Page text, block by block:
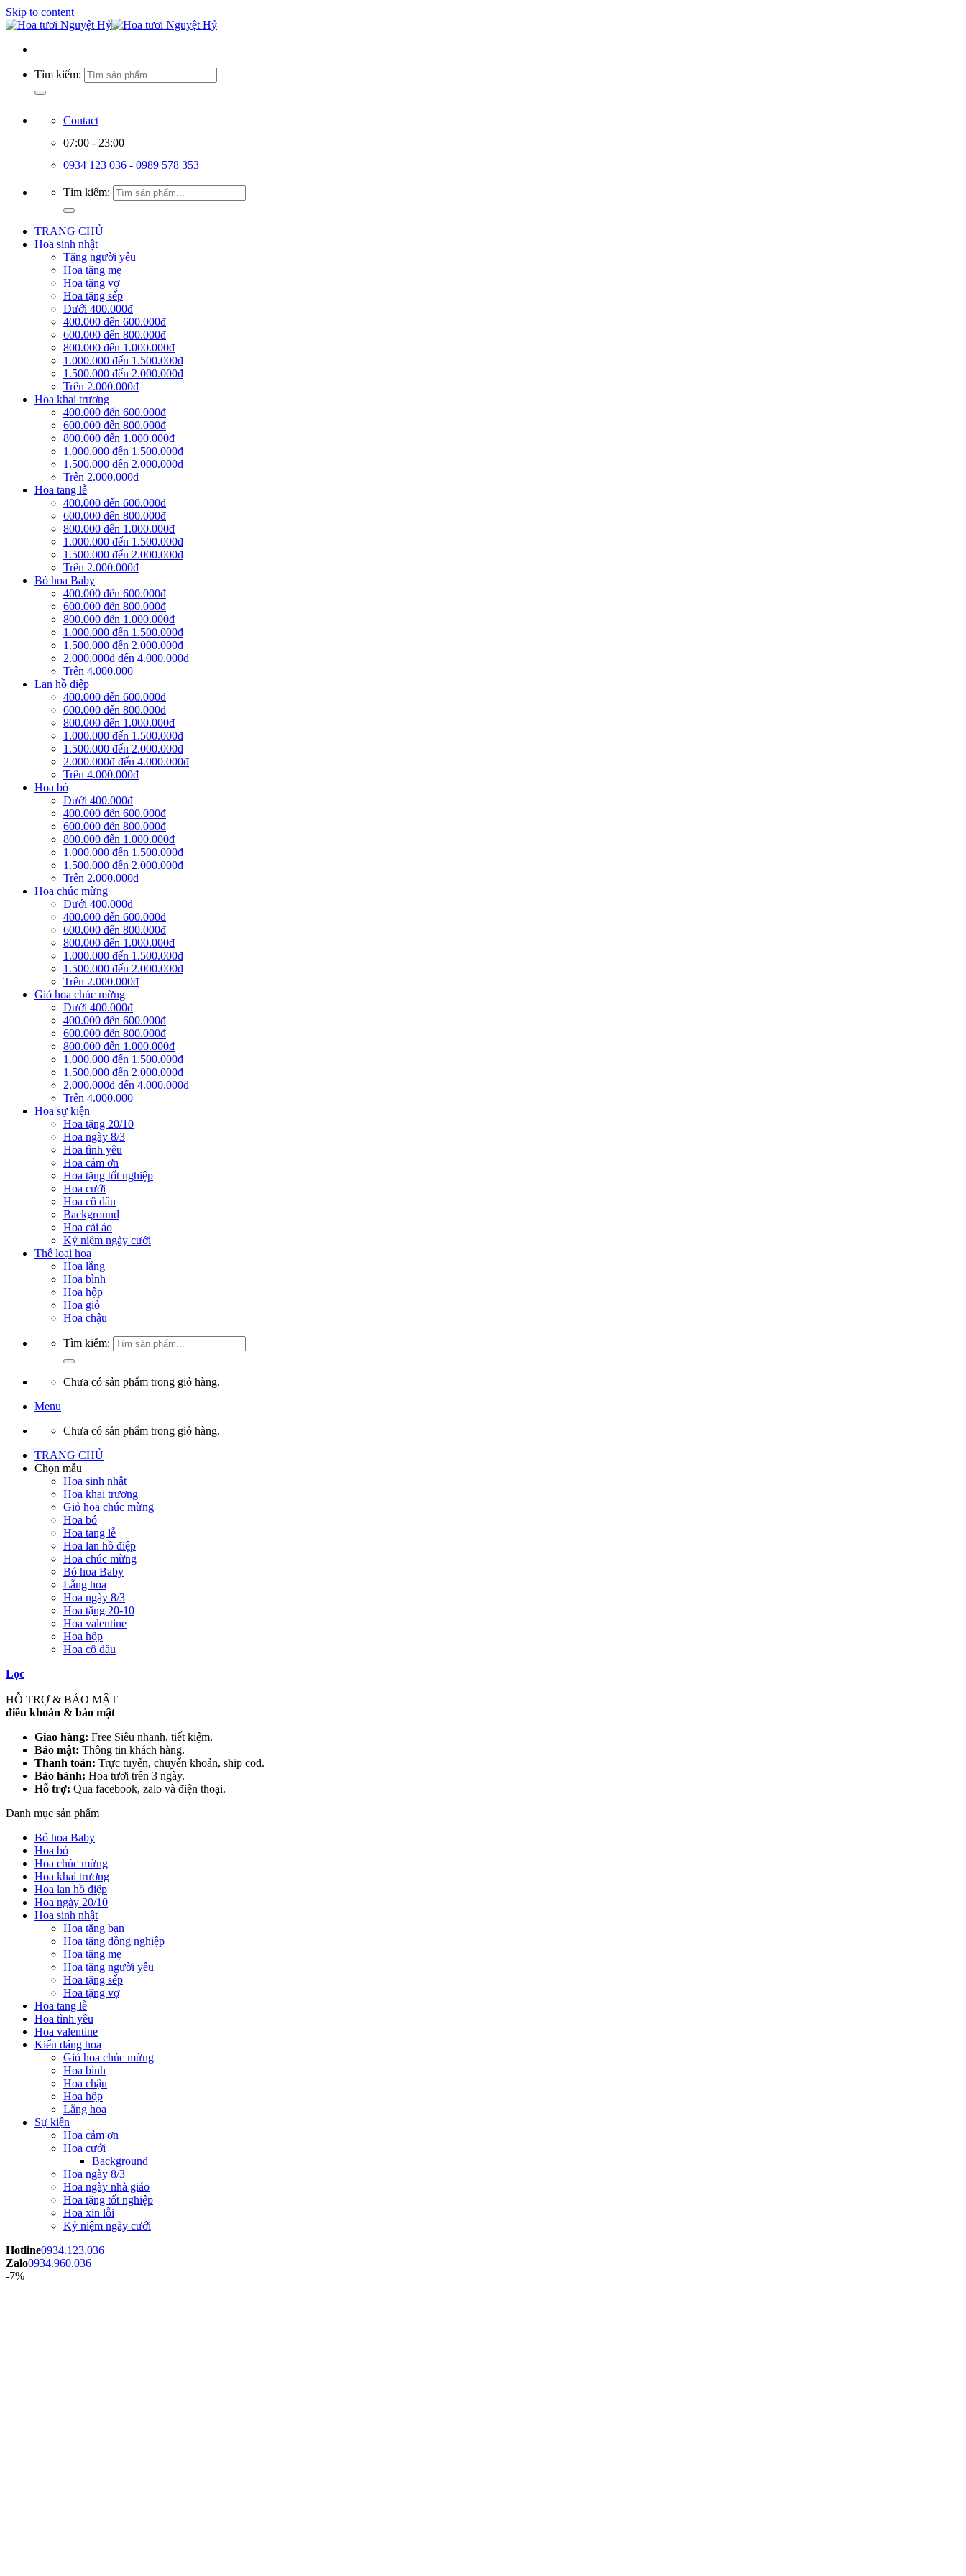
Skip to content
Tìm kiếm:
Contact
07:00 - 23:00
0934 123 036 - 0989 578 353
Tìm kiếm:
TRANG CHỦ
Hoa sinh nhật
Tặng người yêu
Hoa tặng mẹ
Hoa tặng vợ
Hoa tặng sếp
Dưới 400.000đ
400.000 đến 600.000đ
600.000 đến 800.000đ
800.000 đến 1.000.000đ
1.000.000 đến 1.500.000đ
1.500.000 đến 2.000.000đ
Trên 2.000.000đ
Hoa khai trương
400.000 đến 600.000đ
600.000 đến 800.000đ
800.000 đến 1.000.000đ
1.000.000 đến 1.500.000đ
1.500.000 đến 2.000.000đ
Trên 2.000.000đ
Hoa tang lễ
400.000 đến 600.000đ
600.000 đến 800.000đ
800.000 đến 1.000.000đ
1.000.000 đến 1.500.000đ
1.500.000 đến 2.000.000đ
Trên 2.000.000đ
Bó hoa Baby
400.000 đến 600.000đ
600.000 đến 800.000đ
800.000 đến 1.000.000đ
1.000.000 đến 1.500.000đ
1.500.000 đến 2.000.000đ
2.000.000đ đến 4.000.000đ
Trên 4.000.000
Lan hồ điệp
400.000 đến 600.000đ
600.000 đến 800.000đ
800.000 đến 1.000.000đ
1.000.000 đến 1.500.000đ
1.500.000 đến 2.000.000đ
2.000.000đ đến 4.000.000đ
Trên 4.000.000đ
Hoa bó
Dưới 400.000đ
400.000 đến 600.000đ
600.000 đến 800.000đ
800.000 đến 1.000.000đ
1.000.000 đến 1.500.000đ
1.500.000 đến 2.000.000đ
Trên 2.000.000đ
Hoa chúc mừng
Dưới 400.000đ
400.000 đến 600.000đ
600.000 đến 800.000đ
800.000 đến 1.000.000đ
1.000.000 đến 1.500.000đ
1.500.000 đến 2.000.000đ
Trên 2.000.000đ
Giỏ hoa chúc mừng
Dưới 400.000đ
400.000 đến 600.000đ
600.000 đến 800.000đ
800.000 đến 1.000.000đ
1.000.000 đến 1.500.000đ
1.500.000 đến 2.000.000đ
2.000.000đ đến 4.000.000đ
Trên 4.000.000
Hoa sự kiện
Hoa tặng 20/10
Hoa ngày 8/3
Hoa tình yêu
Hoa cảm ơn
Hoa tặng tốt nghiệp
Hoa cưới
Hoa cô dâu
Background
Hoa cài áo
Kỷ niệm ngày cưới
Thể loại hoa
Hoa lẵng
Hoa bình
Hoa hộp
Hoa giỏ
Hoa chậu
Tìm kiếm:
Chưa có sản phẩm trong giỏ hàng.
Menu
Chưa có sản phẩm trong giỏ hàng.
TRANG CHỦ
Chọn mẫu
Hoa sinh nhật
Hoa khai trương
Giỏ hoa chúc mừng
Hoa bó
Hoa tang lễ
Hoa lan hồ điệp
Hoa chúc mừng
Bó hoa Baby
Lẵng hoa
Hoa ngày 8/3
Hoa tặng 20-10
Hoa valentine
Hoa hộp
Hoa cô dâu
Lọc
HỖ TRỢ & BẢO MẬT
điều khoản & bảo mật
Giao hàng: Free Siêu nhanh, tiết kiệm.
Bảo mật: Thông tin khách hàng.
Thanh toán: Trực tuyến, chuyển khoản, ship cod.
Bảo hành: Hoa tươi trên 3 ngày.
Hỗ trợ: Qua facebook, zalo và điện thoại.
Danh mục sản phẩm
Bó hoa Baby
Hoa bó
Hoa chúc mừng
Hoa khai trương
Hoa lan hồ điệp
Hoa ngày 20/10
Hoa sinh nhật
Hoa tặng bạn
Hoa tặng đồng nghiệp
Hoa tặng mẹ
Hoa tặng người yêu
Hoa tặng sếp
Hoa tặng vợ
Hoa tang lễ
Hoa tình yêu
Hoa valentine
Kiểu dáng hoa
Giỏ hoa chúc mừng
Hoa bình
Hoa chậu
Hoa hộp
Lẵng hoa
Sự kiện
Hoa cảm ơn
Hoa cưới
Background
Hoa ngày 8/3
Hoa ngày nhà giáo
Hoa tặng tốt nghiệp
Hoa xin lỗi
Kỷ niệm ngày cưới
Hotline0934.123.036
Zalo0934.960.036
-7%